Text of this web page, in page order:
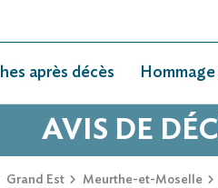
après décès
AVIS DE
Grand Est Meurthe-et-Moselle